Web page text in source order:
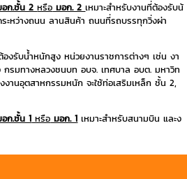
อก.ชั้น 2หรือ มอก. 2เหมาะสำหรับงานที่ต้องรับน้
ะหว่างถนน ลานสินค้า ถนนที่รถบรรทุกวิ่งผ่า
หนักสูง หน่วยงานราชการต่างๆ เช่น งา
รมทางหลวงชนบท อบจ. เทศบาล อบต. มหาวิท
านอุตสาหกรรมหนัก จะใช้ท่อเสริมเหล็ก ชั้น 2,
ก.ชั้น 1 หรือ มอก. 1 เหมาะสำหรับสนามบิน และง